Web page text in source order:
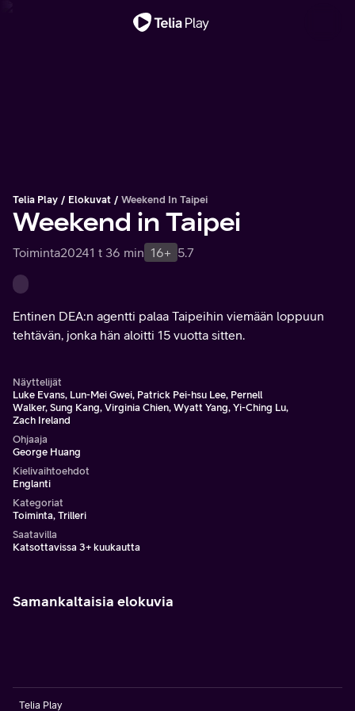
Telia Play Elokuvat Weekend In Taipei
Weekend in Taipei
Toiminta20241 t 36 min 16+ 5.7
Entinen DEA:n agentti palaa Taipeihin viemään loppuun
tehtävän, jonka hän aloitti 15 vuotta sitten.
Näyttelijät
Luke Evans, Lun-Mei Gwei, Patrick Pei-hsu Lee, Pernell
Walker, Sung Kang, Virginia Chien, Wyatt Yang, Yi-Ching Lu,
Zach Ireland
Ohjaaja
George Huang
Kielivaihtoehdot
Englanti
Kategoriat
Toiminta, Trilleri
Saatavilla
Katsottavissa 3+ kuukautta
Samankaltaisia elokuvia
Telia Play